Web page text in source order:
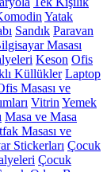
Yatak
Sandık Paravan
Masası
Keson Ofis
Küllükler Laptop
Masası ve
Vitrin Yemek
Masa ve Masa
Masası ve
Stickerları Çocuk
Çocuk